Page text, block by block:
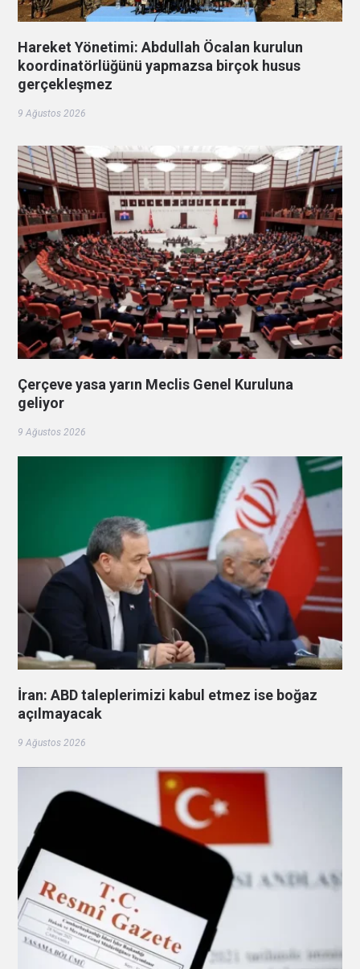
Hareket Yönetimi: Abdullah Öcalan kurulun
koordinatörlüğünü yapmazsa birçok husus
gerçekleşmez
9 Ağustos 2026
Çerçeve yasa yarın Meclis Genel Kuruluna
geliyor
9 Ağustos 2026
İran: ABD taleplerimizi kabul etmez ise boğaz
açılmayacak
9 Ağustos 2026